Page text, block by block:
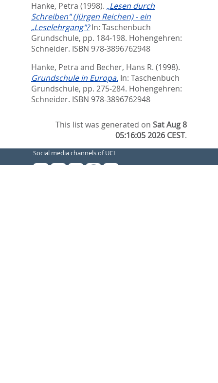
Hanke, Petra (1998). „Lesen durch
Schreiben" (Jürgen Reichen) - ein
„Leselehrgang"? In: Taschenbuch
Grundschule, pp. 184-198. Hohengehren:
Schneider. ISBN 978-3896762948
Hanke, Petra and Becher, Hans R. (1998).
Grundschule in Europa. In: Taschenbuch
Grundschule, pp. 275-284. Hohengehren:
Schneider. ISBN 978-3896762948
This list was generated onSat Aug 8
05:16:05 2026 CEST.
Social media channels of UCL